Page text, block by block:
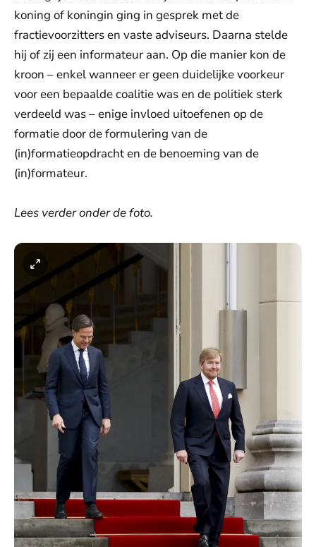
koning of koningin ging in gesprek met de
fractievoorzitters en vaste adviseurs. Daarna stelde
hij of zij een informateur aan. Op die manier kon de
kroon – enkel wanneer er geen duidelijke voorkeur
voor een bepaalde coalitie was en de politiek sterk
verdeeld was – enige invloed uitoefenen op de
formatie door de formulering van de
(in)formatieopdracht en de benoeming van de
(in)formateur.
Lees verder onder de foto.